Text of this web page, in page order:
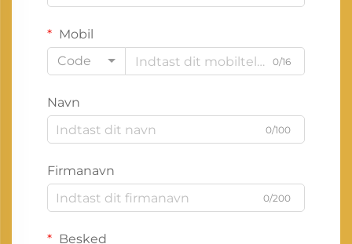
Mobil
Code
0/16
Navn
0/100
Firmanavn
0/200
Besked